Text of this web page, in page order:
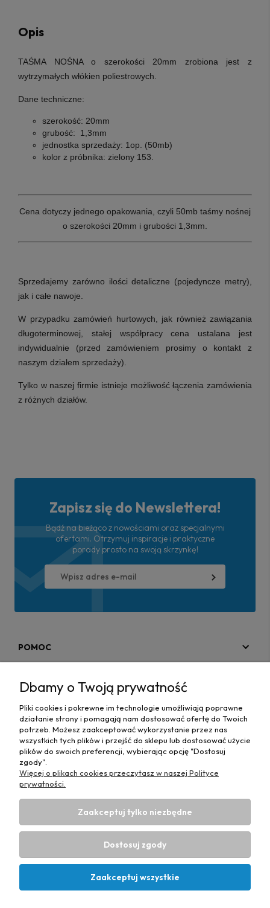
Opis
TAŚMA NOŚNAo szerokości 20mm zrobiona jest z
wytrzymałych włókien poliestrowych.
Dane techniczne:
szerokość: 20mm
grubość: 1,3mm
jednostka sprzedaży: 1op. (50mb)
kolor z próbnika: zielony 153.
Cena dotyczy jednego opakowania, czyli 50mb taśmy nośnej
o szerokości 20mm i grubości 1,3mm.
Sprzedajemy zarówno ilości detaliczne (pojedyncze metry),
jak i całe nawoje.
W przypadku zamówień hurtowych, jak również zawiązania
długoterminowej, stałej współpracy cena ustalana jest
indywidualnie (przed zamówieniem prosimy o kontakt z
naszym działem sprzedaży).
Tylko w naszej firmie istnieje możliwość łączenia zamówienia
z różnych działów.
Zapisz się do Newslettera!
Bądź na bieżąco z nowościami oraz specjalnymi
ofertami. Otrzymuj inspiracje i praktyczne
porady prosto na swoją skrzynkę!
POMOC
MAPA STRONY
INFORMACJE
Hurtownia materiałów tapicerskich Adrian| ul. Chorzowska
50e, 44-100 Gliwice, woj. śląskie | E-mail:
6312703341
Projekt i wykonanie:Ecommercy.pl
Dbamy o Twoją prywatność
Pliki cookies i pokrewne im technologie umożliwiają poprawne
działanie strony i pomagają nam dostosować ofertę do Twoich
potrzeb. Możesz zaakceptować wykorzystanie przez nas
wszystkich tych plików i przejść do sklepu lub dostosować użycie
plików do swoich preferencji, wybierając opcję "Dostosuj
zgody".
Więcej o plikach cookies przeczytasz w naszej Polityce
prywatności.
Zaakceptuj tylko niezbędne
Dostosuj zgody
Zaakceptuj wszystkie